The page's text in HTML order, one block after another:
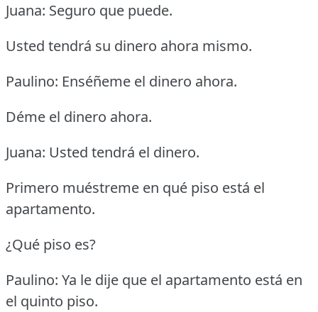
Juana: Seguro que puede.
Usted tendrá su dinero ahora mismo.
Paulino: Enséñeme el dinero ahora.
Déme el dinero ahora.
Juana: Usted tendrá el dinero.
Primero muéstreme en qué piso está el
apartamento.
¿Qué piso es?
Paulino: Ya le dije que el apartamento está en
el quinto piso.